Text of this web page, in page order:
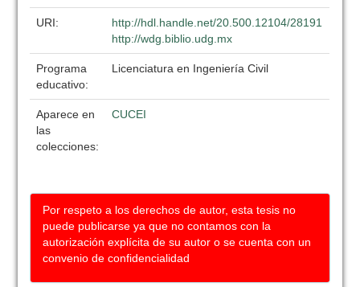
URI:
http://hdl.handle.net/20.500.12104/28191
http://wdg.biblio.udg.mx
Programa
educativo:
Licenciatura en Ingeniería Civil
Aparece en
las
colecciones:
CUCEI
Por respeto a los derechos de autor, esta tesis no
puede publicarse ya que no contamos con la
autorización explícita de su autor o se cuenta con un
convenio de confidencialidad